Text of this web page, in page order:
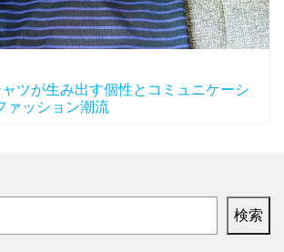
ツが生み出す個性とコミュニケーシ
ァッション潮流
検索